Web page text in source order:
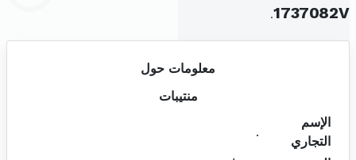
1737082V
.
معلومات حول
منتيبات
الإسم
التجاري
.